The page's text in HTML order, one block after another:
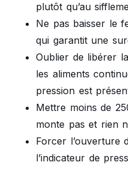
plutôt qu’au
Ne pas baisser le
qui garantit une
Oublier de libérer
les aliments
pression est
Mettre moins de
monte pas et rien
Forcer l’ouverture
l’indicateur de